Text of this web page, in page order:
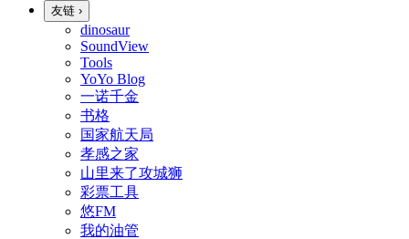
友链 ›
dinosaur
SoundView
Tools
YoYo Blog
一诺千金
书格
国家航天局
孝感之家
山里来了攻城狮
彩票工具
悠FM
我的油管